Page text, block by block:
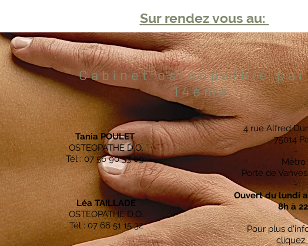
Sur rendez vous au:
Cabinet ostéopathie
14ème
Tania POULET
OSTEOPATHE D.O.
Tél : 07 56 90 33 09
-
Léa TAILLADE
OSTEOPATHE D.O.
Tél : 07 66 51 15 32
4 rue Alfred
75014
-
Métro
Porte de
-
Ouvert du lundi
8h à
-
Pour plus
cliquez